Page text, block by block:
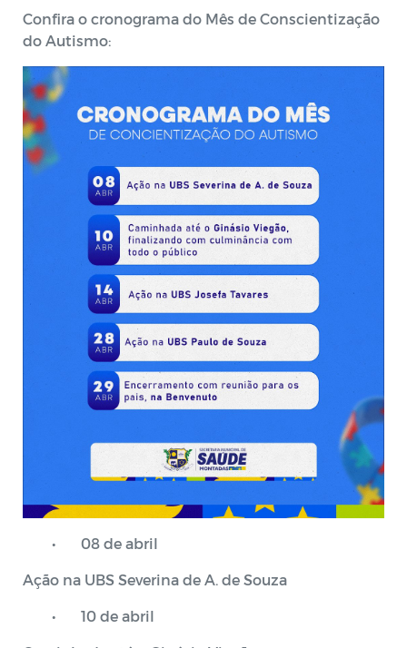
Confira o cronograma do Mês de Conscientização
do Autismo:
• 08 de abril
Ação na UBS Severina de A. de Souza
• 10 de abril